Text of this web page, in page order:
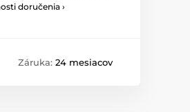
doručenia ›
Záruka: 24 mesiacov